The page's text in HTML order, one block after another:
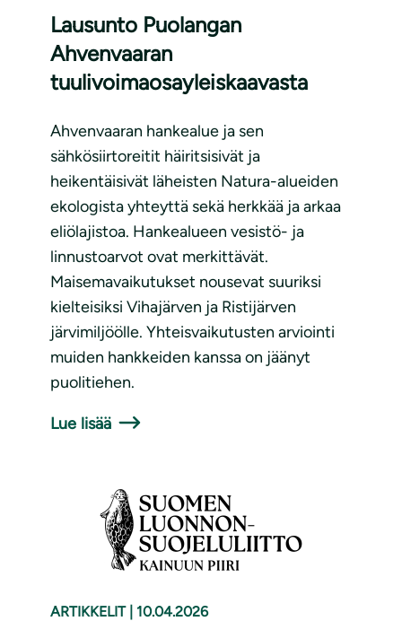
Lausunto Puolangan
Ahvenvaaran
tuulivoimaosayleiskaavasta
Ahvenvaaran hankealue ja sen
sähkösiirtoreitit häiritsisivät ja
heikentäisivät läheisten Natura-alueiden
ekologista yhteyttä sekä herkkää ja arkaa
eliölajistoa. Hankealueen vesistö- ja
linnustoarvot ovat merkittävät.
Maisemavaikutukset nousevat suuriksi
kielteisiksi Vihajärven ja Ristijärven
järvimiljöölle. Yhteisvaikutusten arviointi
muiden hankkeiden kanssa on jäänyt
puolitiehen.
Lue lisää
ARTIKKELIT 10.04.2026